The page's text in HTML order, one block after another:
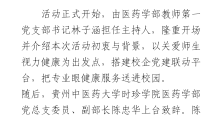
活动正式开始，由医药学部教师第一
党支部书记林子涵担任主持人，隆重开场
并介绍本次活动初衷与背景，以关爱师生
视力健康为出发点，搭建校企党建联动平
台，把专业眼健康服务送进校园。
随后，贵州中医药大学时珍学院医药学部
党总支委员、副部长陈忠华上台致辞。陈